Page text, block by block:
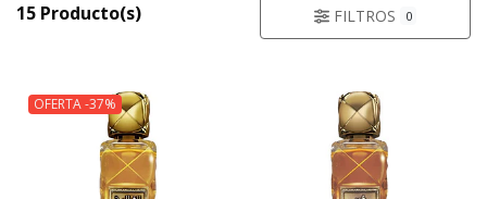
15 Producto(s) FILTROS 0
OFERTA -37%